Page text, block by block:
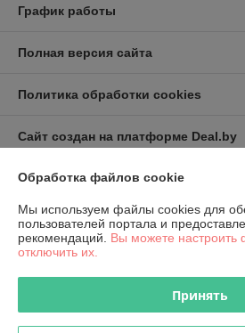
График работы
Полная версия сайта
Политика обработки cookies
Сайт создан на платформе Deal.by
Юридическое лицо:КИП-Эксперт ООО
220007, г. Минск, ул. Жуковского, 11А, пом.
Обработка файлов cookie
Мы используем файлы cookies для
пользователей портала и
рекомендаций. Вы можете настроить
отключить их.
Принять